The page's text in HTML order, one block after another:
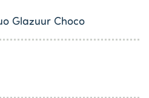
Glazuur Choco